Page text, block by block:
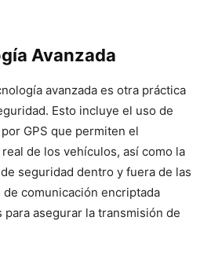
Avanzada
avanzada es otra práctica
Esto incluye el uso de
GPS que permiten el
de los vehículos, así como la
seguridad dentro y fuera de las
comunicación encriptada
asegurar la transmisión de